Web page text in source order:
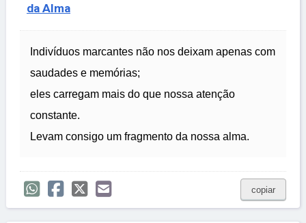
da Alma
Indivíduos marcantes não nos deixam apenas com
saudades e memórias;
eles carregam mais do que nossa atenção
constante.
Levam consigo um fragmento da nossa alma.
copiar